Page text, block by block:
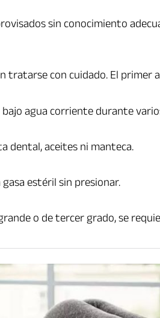
sin conocimiento
tratarse con cuidado. El primer
agua corriente durante
dental, aceites ni manteca.
estéril sin presionar.
o de tercer grado, se